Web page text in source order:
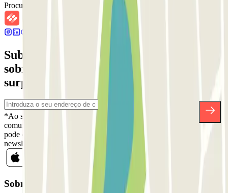
Procurar parques de estacionamento nas proximidades
Subscreva a nossa newsletter e saiba mais
sobre descontos, sorteios e muitas outras
surpresas.
*Ao subscrever, aceita a nossa Política de Privacidade para receber
comunicações comerciais da Parclick. Sem qualquer obrigação,
pode cancelar a sua subscrição sempre que quiser na mesma
newsletter.
Sobre a Parclick